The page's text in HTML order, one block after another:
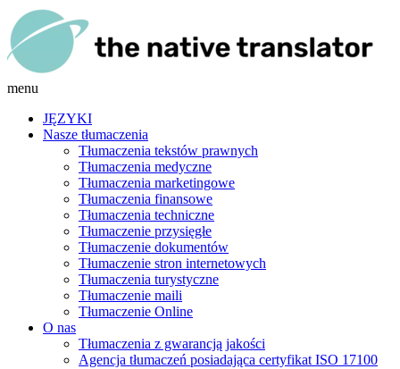
menu
JĘZYKI
Nasze tłumaczenia
Tłumaczenia tekstów prawnych
Tłumaczenia medyczne
Tłumaczenia marketingowe
Tłumaczenia finansowe
Tłumaczenia techniczne
Tłumaczenie przysięgłe
Tłumaczenie dokumentów
Tłumaczenie stron internetowych
Tłumaczenia turystyczne
Tłumaczenie maili
Tłumaczenie Online
O nas
Tłumaczenia z gwarancją jakości
Agencja tłumaczeń posiadająca certyfikat ISO 17100